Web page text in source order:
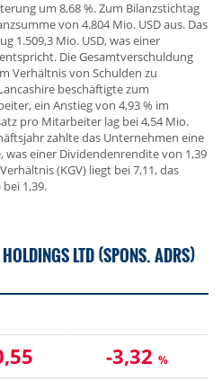
um 8,68 %. Zum Bilanzstichtag
von 4.804 Mio. USD aus. Das
1.509,3 Mio. USD, was einer
Die Gesamtverschuldung
Verhältnis von Schulden zu
beschäftigte zum
ein Anstieg von 4,93 % im
pro Mitarbeiter lag bei 4,54 Mio.
zahlte das Unternehmen eine
was einer Dividendenrendite von 1,39
(KGV) liegt bei 7,11, das
1,39.
LTD (SPONS. ADRS)
-3,32 %